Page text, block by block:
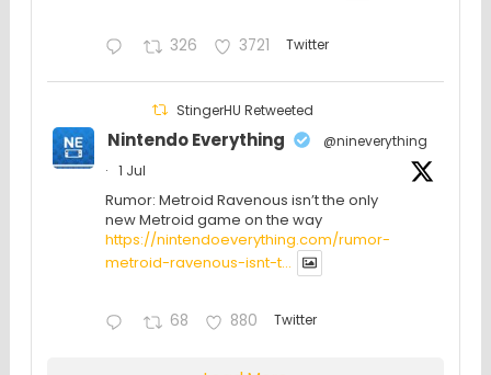
326 3721 Twitter
StingerHU Retweeted
Nintendo Everything
@nineverything
·
1 Jul
Rumor: Metroid Ravenous isn’t the only
new Metroid game on the way
https://nintendoeverything.com/rumor-
metroid-ravenous-isnt-t...
68 880 Twitter